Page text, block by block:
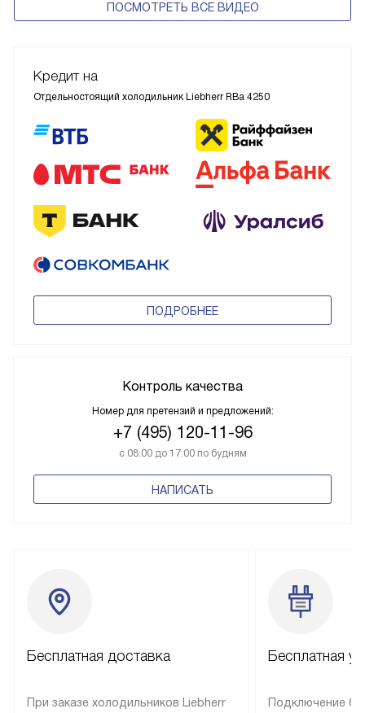
ПОСМОТРЕТЬ ВСЕ ВИДЕО
Кредит на
Отдельностоящий холодильник Liebherr RBa 4250
ПОДРОБНЕЕ
Контроль качества
Номер для претензий и предложений:
+7 (495) 120-11-96
с 08:00 до 17:00 по будням
НАПИСАТЬ
Бесплатная доставка
При заказе холодильников Liebherr
Бесплатная
Подключение